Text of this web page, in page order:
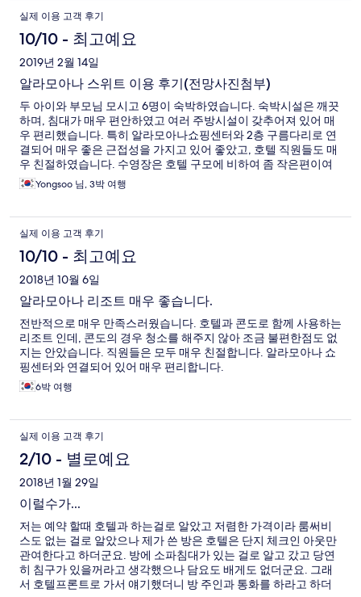
실제 이용 고객 후기
10/10 - 최고예요
2019년 2월 14일
알라모아나 스위트 이용 후기(전망사진첨부)
두 아이와 부모님 모시고 6명이 숙박하였습니다. 숙박시설은 깨끗
하며, 침대가 매우 편안하였고 여러 주방시설이 갖추어져 있어 매
우 편리했습니다. 특히 알라모아나쇼핑센터와 2층 구름다리로 연
결되어 매우 좋은 근접성을 가지고 있어 좋았고, 호텔 직원들도 매
우 친절하였습니다. 수영장은 호텔 구모에 비하여 좀 작은편이여
서 아쉽지만 댜체적으로 매우 만족합니다.
Yongsoo 님, 3박 여행
실제 이용 고객 후기
10/10 - 최고예요
2018년 10월 6일
알라모아나 리조트 매우 좋습니다.
전반적으로 매우 만족스러웠습니다. 호텔과 콘도로 함께 사용하는
리조트 인데, 콘도의 경우 청소를 해주지 않아 조금 불편한점도 없
지는 안았습니다. 직원들은 모두 매우 친절합니다. 알라모아나 쇼
핑센터와 연결되어 있어 매우 편리합니다.
6박 여행
실제 이용 고객 후기
2/10 - 별로예요
2018년 1월 29일
이럴수가...
저는 예약 할때 호텔과 하는걸로 알았고 저렴한 가격이라 룸써비
스도 없는 걸로 알았으나 제가 쓴 방은 호텔은 단지 체크인 아웃만
관여한다고 하더군요. 방에 소파침대가 있는 걸로 알고 갔고 당연
히 침구가 있을꺼라고 생각했으나 담요도 배게도 없더군요. 그래
서 호텔프론트로 가서 얘기했더니 방 주인과 통화를 하라고 하더